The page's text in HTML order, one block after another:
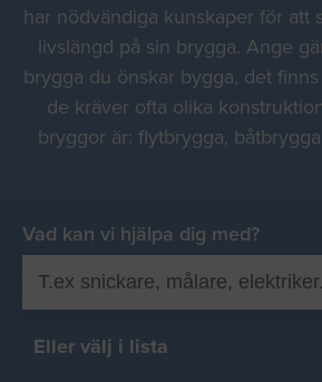
har nödvändiga kunskaper för att
livslängd på sin brygga. Ange
brygga du önskar bygga, det
de kräver ofta olika
bryggor är: flytbrygga,
Vad kan vi hjälpa dig med?
Eller välj i lista